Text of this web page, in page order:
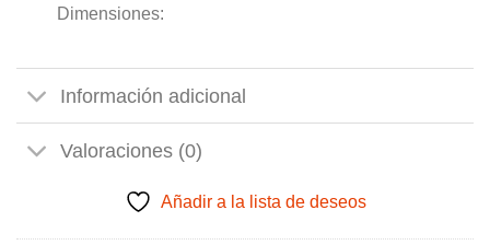
Dimensiones:
Información adicional
Valoraciones (0)
Añadir a la lista de deseos